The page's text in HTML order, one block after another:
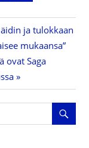
ja tulokkaan
mukaansa”
ovat Saga